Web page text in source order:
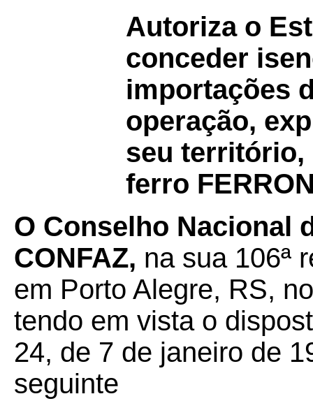
Autoriza o
conceder
importações
operação,
seu território,
ferro
O Conselho Nacional
CONFAZ, na sua 106ª
em Porto Alegre, RS,
tendo em vista o
24, de 7 de janeiro de
seguinte